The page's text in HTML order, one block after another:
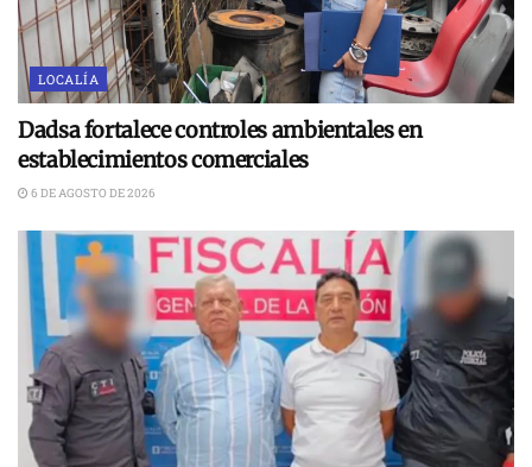
LOCALÍA
Dadsa fortalece controles ambientales en
establecimientos comerciales
6 DE AGOSTO DE 2026